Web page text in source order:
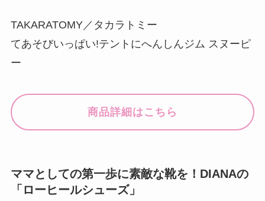
TAKARATOMY／タカラトミー
てあそびいっぱい!テントにへんしんジム スヌーピ
ー
商品詳細はこちら
ママとしての第一歩に素敵な靴を！DIANAの
「ローヒールシューズ」